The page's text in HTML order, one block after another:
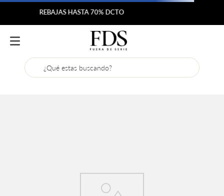
Envío gratis desde $200.000
¿Qué estas buscando?